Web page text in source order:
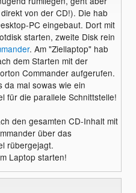
von der CD!). Die hab
PC eingebaut. Dort mit
starten, zweite Disk rein
. Am "Ziellaptop" hab
dem Starten mit der
Commander aufgerufen.
da mal sowas wie ein
für die parallele Schnittstelle!
den gesamten CD-Inhalt mit
über das
rübergejagt.
Laptop starten!